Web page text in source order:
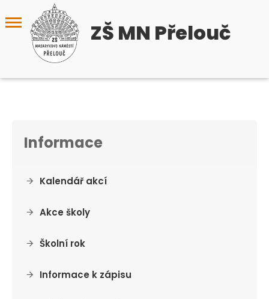
ZŠ MN Přelouč
Informace
Kalendář akcí
Akce školy
Školní rok
Informace k zápisu